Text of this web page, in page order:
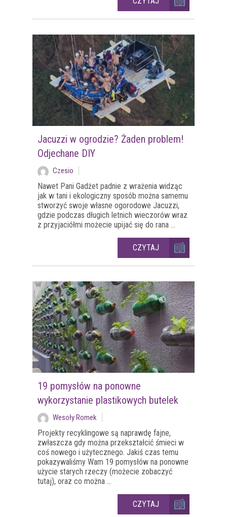
Jacuzzi w ogrodzie? Żaden problem!
Odjechane DIY
Czesio
Nawet Pani Gadżet padnie z wrażenia widząc
jak w tani i ekologiczny sposób można samemu
stworzyć swoje własne ogorodowe Jacuzzi,
gdzie podczas długich letnich wieczorów wraz
z przyjaciółmi możecie upijać się do rana ...
CZYTAJ
19 pomysłów na ponowne
wykorzystanie plastikowych butelek
Wesoły Romek
Projekty recyklingowe są naprawdę fajne,
zwłaszcza gdy można przekształcić śmieci w
coś nowego i użytecznego. Jakiś czas temu
pokazywaliśmy Wam 19 pomysłów na ponowne
użycie starych rzeczy (możecie zobaczyć
tutaj), oraz co można ...
CZYTAJ